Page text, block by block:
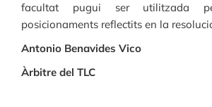
facultat pugui ser utilitzada
posicionaments reflectits en la
Antonio Benavides Vico
Àrbitre del TLC